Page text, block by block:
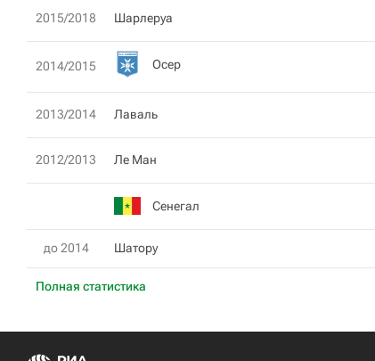
Полная статистика
2015/2018 Шарлеруа
2014/2015 Осер
2013/2014 Лаваль
2012/2013 Ле Ман
Сенегал
до 2014 Шатору